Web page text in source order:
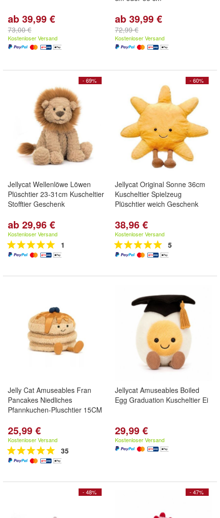
ab 39,99 €
73,00 €
Kostenloser Versand
ab 39,99 €
72,99 €
Kostenloser Versand
- 69%
Jellycat Wellenlöwe Löwen
Plüschtier 23-31cm Kuscheltier
Stofftier Geschenk
ab 29,96 €
Kostenloser Versand
1
- 60%
Jellycat Original Sonne 36cm
Kuscheltier Spielzeug
Plüschtier weich Geschenk
38,96 €
Kostenloser Versand
5
Jelly Cat Amuseables Fran
Pancakes Niedliches
Pfannkuchen-Pluschtier 15CM
25,99 €
Kostenloser Versand
35
Jellycat Amuseables Boiled
Egg Graduation Kuscheltier Ei
29,99 €
Kostenloser Versand
- 48% - 47%